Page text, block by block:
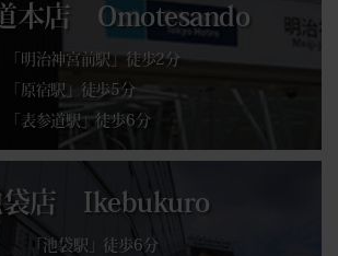
本店 Omotesando
「明治神宮前駅」徒歩2分
「原宿駅」徒歩5分
「表参道駅」徒歩6分
袋店 Ikebukuro
「池袋駅」徒歩6分